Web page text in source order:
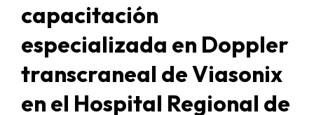
capacitación
especializada en Doppler
transcraneal de Viasonix
en el Hospital Regional de